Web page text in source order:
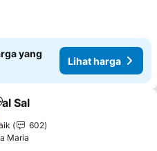
yang
Lihat harga
ke favorit
Sal
602
Maria